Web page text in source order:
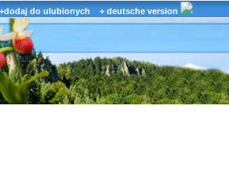
+dodaj do ulubionych + deutsche version